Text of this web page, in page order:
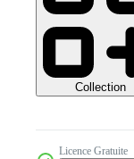
Collection
Licence Gratuite